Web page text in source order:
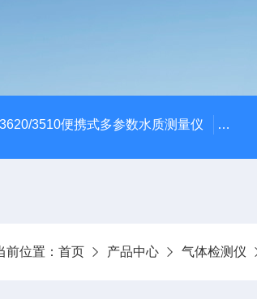
3510便携式多参数水质测量仪
前位置： 首页 产品中心 气体检测仪